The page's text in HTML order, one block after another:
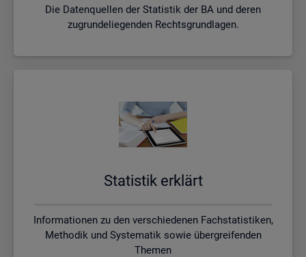
Die Datenquellen der Statistik der BA und deren
zugrundeliegenden Rechtsgrundlagen.
Sta­tis­tik er­klärt
Informationen zu den verschiedenen Fachstatistiken,
Methodik und Systematik sowie übergreifenden
Themen